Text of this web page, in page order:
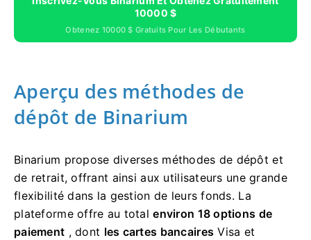
10000 $
Obtenez 10000 $ Gratuits Pour Les Débutants
Aperçu des méthodes de
dépôt de Binarium
Binarium propose diverses méthodes de dépôt et
de retrait, offrant ainsi aux utilisateurs une grande
flexibilité dans la gestion de leurs fonds. La
plateforme offre au totalenviron 18 options de
paiement , dont les cartes bancaires Visa et